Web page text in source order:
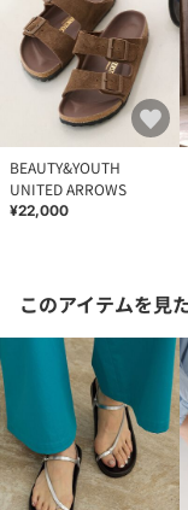
BEAUTY&YOUTH
UNITED ARROWS
¥22,000